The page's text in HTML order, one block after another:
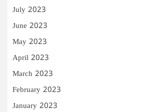
July 2023
June 2023
May 2023
April 2023
March 2023
February 2023
January 2023